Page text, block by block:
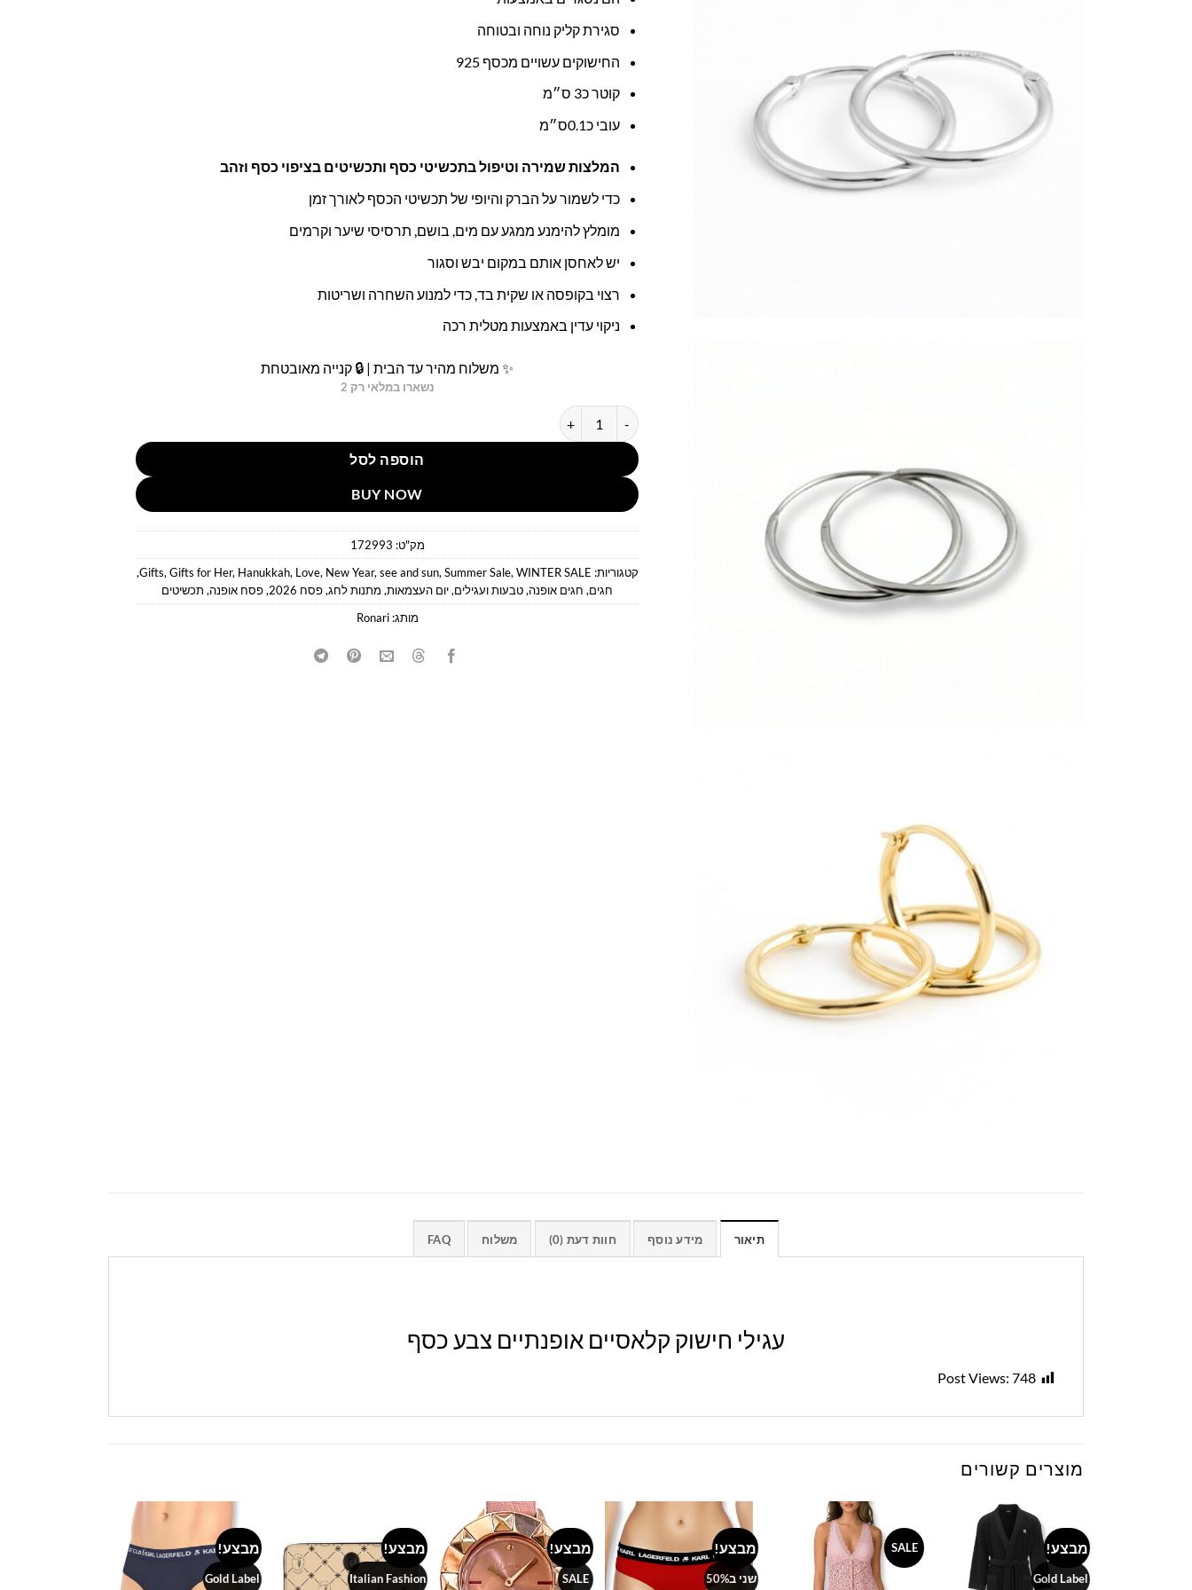
סגירת קליק נוחה ובטוחה
החישוקים עשויים מכסף 925
קוטר כ3 ס״מ
עובי כ0.1ס״מ
המלצות שמירה וטיפול בתכשיטי כסף ותכשיטים בציפוי כסף וזהב
כדי לשמור על הברק והיופי של תכשיטי הכסף לאורך זמן
מומלץ להימנע ממגע עם מים, בושם, תרסיסי שיער וקרמים
יש לאחסן אותם במקום יבש וסגור
רצוי בקופסה או שקית בד, כדי למנוע השחרה ושריטות
ניקוי עדין באמצעות מטלית רכה
✨ משלוח מהיר עד הבית | 🔒 קנייה מאובטחת
נשארו במלאי רק 2
כמות של עגילי חישוק קלאסיים אופנתיים צבע כסף
הוספה לסל
BUY NOW
מק"ט: 172993
קטגוריות:
Gifts, Gifts for Her, Hanukkah, Love, New Year, see and sun, Summer Sale, WINTER SALE
,
חגים, חגים אופנה,טבעות ועגילים,יום העצמאות, מתנות לחג,פסח 2026 ,פסח אופנה, תכשיטים
מותג:Ronari
תיאור מידע נוסף חוות דעת (0) משלוח FAQ
עגילי חישוק קלאסיים אופנתיים צבע כסף
Post Views: 748
מוצרים קשורים
מבצע!
Gold Label
wishlist
SALE מבצע!
שני ב50%
Add to
wishlist
מבצע!
SALE
Add to
wishlist
מבצע!
Italian Fashion
Add to
wishlist
מבצע!
Gold Label
Add to
wishlist